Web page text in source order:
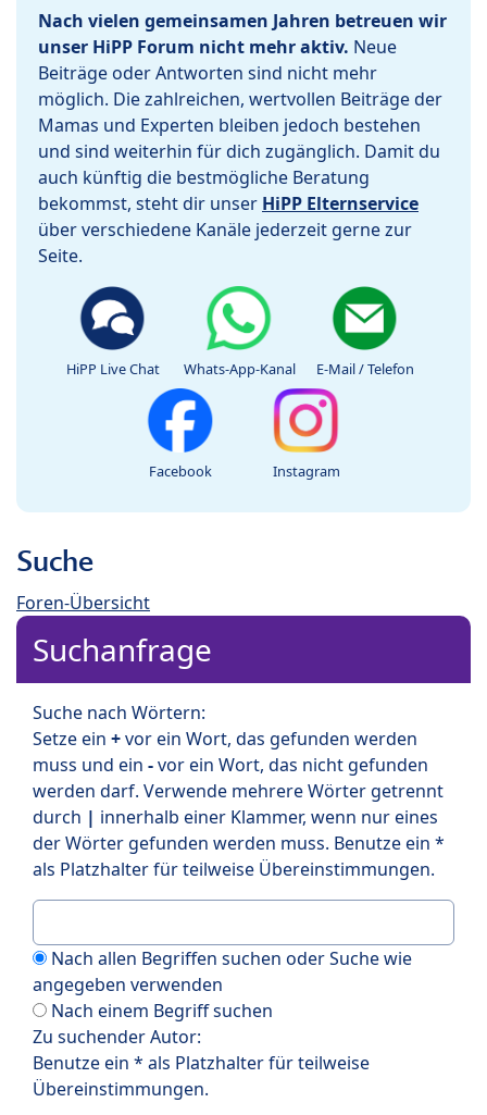
Nach vielen gemeinsamen Jahren betreuen wir
unser HiPP Forum nicht mehr aktiv. Neue
Beiträge oder Antworten sind nicht mehr
möglich. Die zahlreichen, wertvollen Beiträge der
Mamas und Experten bleiben jedoch bestehen
und sind weiterhin für dich zugänglich. Damit du
auch künftig die bestmögliche Beratung
bekommst, steht dir unser HiPP Elternservice
über verschiedene Kanäle jederzeit gerne zur
Seite.
HiPP Live Chat Whats-App-Kanal E-Mail / Telefon
Facebook Instagram
Suche
Foren-Übersicht
Suchanfrage
Suche nach Wörtern:
Setze ein +vor ein Wort, das gefunden werden
muss und ein -vor ein Wort, das nicht gefunden
werden darf. Verwende mehrere Wörter getrennt
durch | innerhalb einer Klammer, wenn nur eines
der Wörter gefunden werden muss. Benutze ein *
als Platzhalter für teilweise Übereinstimmungen.
Nach allen Begriffen suchen oder Suche wie
angegeben verwenden
Nach einem Begriff suchen
Zu suchender Autor:
Benutze ein * als Platzhalter für teilweise
Übereinstimmungen.